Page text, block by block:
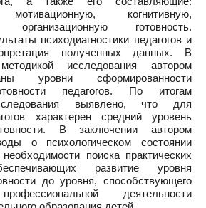
когнитивную,
готовность.
психодиагностики педагогов и
полученных данных. В
исследования автором
уровни сформированности
педагогов. По итогам
выявлено, что для
характерен средний уровень
В заключении автором
о психологическом состоянии
поиска практических
развитие уровня
до уровня, способствующего
деятельности